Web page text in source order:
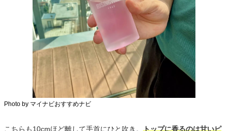
Photo by マイナビおすすめナビ
こちらも10cmほど離して手首にひと吹き。 トップに香るのは甘いピ